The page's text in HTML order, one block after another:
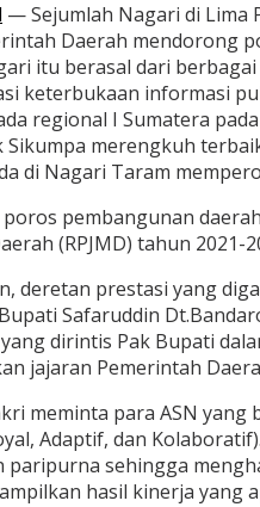
— Sejumlah Nagari di Lima
Daerah mendorong
itu berasal dari
keterbukaan informasi
regional I Sumatera
merengkuh
di Nagari Taram
pembangunan
(RPJMD) tahun
deretan prestasi yang
Safaruddin
dirintis Pak Bupati
jajaran Pemerintah
meminta para ASN
Adaptif, dan
sehingga
hasil kinerja yang